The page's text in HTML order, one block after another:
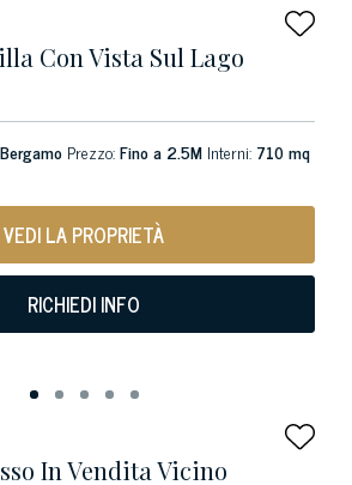
Con Vista Sul Lago
Prezzo:Fino a 2.5M Interni: 710 mq
VEDI LA PROPRIETÀ
RICHIEDI INFO
In Vendita Vicino